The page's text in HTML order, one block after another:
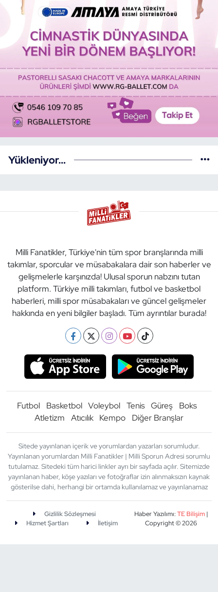
Yükleniyor...
Milli Fanatikler, Türkiye'nin tüm spor branşlarında milli
takımlar, sporcular ve müsabakalara dair son haberler ve
gelişmelerle karşınızda! Ulusal sporun nabzını tutan
platform. Türkiye milli takımları, futbol ve basketbol
haberleri, milli spor müsabakaları ve güncel gelişmeler
hakkında en yeni bilgiler başladı. Tüm ayrıntılar burada!
Futbol Basketbol Voleybol Tenis Güreş
Boks
Atletizm
Atıcılık Kempo Diğer Branşlar
Sitede yayınlanan içerik ve yorumlardan yazarları sorumludur.
Yayınlanan yorumlardan Milli Fanatikler | Milli Sporun Adresi sorumlu
tutulamaz. Sitedeki tüm harici linkler ayrı bir sayfada açılır. Sitemizde
yayınlanan haber, köşe yazıları ve fotoğraflar izin alınmaksızın kaynak
gösterilse dahi, herhangi bir ortamda kullanılamaz ve yayınlanamaz
Gizlilik Sözleşmesi
Hizmet Şartları
İletişim
Haber Yazılımı:TE Bilişim|
Copyright © 2026